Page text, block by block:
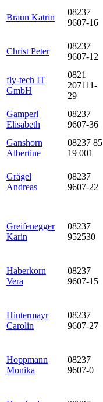
Braun Katrin
08237
9607-16
Christ Peter
08237
9607-12
fly-tech IT
GmbH
0821
207111-
29
Gamperl
Elisabeth
08237
9607-36
Ganshorn
Albertine
08237 85
19 001
Grägel
Andreas
08237
9607-22
Greifenegger
Karin
08237
952530
Haberkorn
Vera
08237
9607-15
Hintermayr
Carolin
08237
9607-27
Hoppmann
Monika
08237
9607-0